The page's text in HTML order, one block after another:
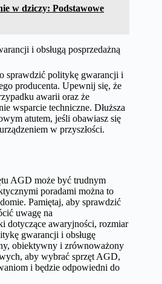
w dziczy: Podstawowe
i obsługą posprzedażną
sprawdzić politykę gwarancji i
producenta. Upewnij się, że
awarii oraz że
wsparcie techniczne. Dłuższa
atutem, jeśli obawiasz się
w przyszłości.
AGD może być trudnym
poradami można to
Pamiętaj, aby sprawdzić
uwagę na
dotyczące awaryjności, rozmiar
gwarancji i obsługę
obiektywny i zrównoważony
aby wybrać sprzęt AGD,
i będzie odpowiedni do